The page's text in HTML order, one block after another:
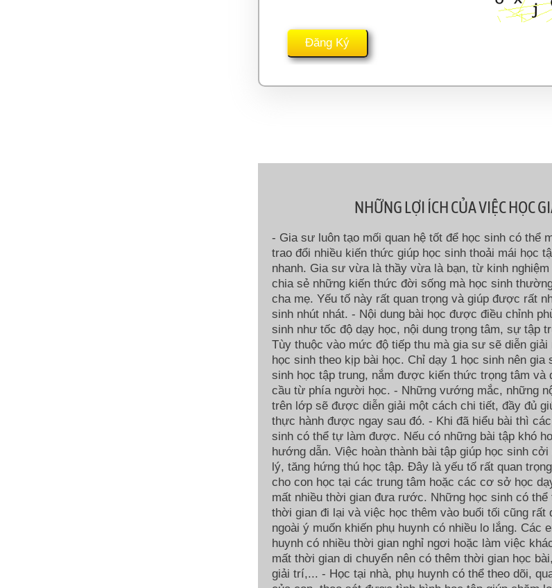
NHỮNG LỢI ÍCH CỦA VIỆC HỌC
- Gia sư luôn tạo mối quan hệ tốt để học sinh có thể
trao đổi nhiều kiến thức giúp học sinh thoải mái học
nhanh. Gia sư vừa là thầy vừa là bạn, từ kinh
chia sẻ những kiến thức đời sống mà học sinh
cha mẹ. Yếu tố này rất quan trọng và giúp được rất
sinh nhút nhát. - Nội dung bài học được điều chỉnh
sinh như tốc độ dạy học, nội dung trọng tâm, sự tập
Tùy thuộc vào mức độ tiếp thu mà gia sư sẽ diễn giải
học sinh theo kịp bài học. Chỉ dạy 1 học sinh nên gia
sinh học tập trung, nắm được kiến thức trọng tâm và
cầu từ phía người học. - Những vướng mắc, những
trên lớp sẽ được diễn giải một cách chi tiết, đầy đủ
thực hành được ngay sau đó. - Khi đã hiểu bài thì
sinh có thể tự làm được. Nếu có những bài tập khó
hướng dẫn. Việc hoàn thành bài tập giúp học sinh
lý, tăng hứng thú học tập. Đây là yếu tố rất quan
cho con học tại các trung tâm hoặc các cơ sở học
mất nhiều thời gian đưa rước. Những học sinh có
thời gian đi lại và việc học thêm vào buổi tối cũng rất
ngoài ý muốn khiến phụ huynh có nhiều lo lắng. Các
huynh có nhiều thời gian nghỉ ngơi hoặc làm việc
mất thời gian di chuyển nên có thêm thời gian học
giải trí,... - Học tại nhà, phụ huynh có thể theo dõi,